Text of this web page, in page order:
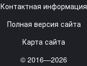
Контактная информация
Полная версия сайта
Карта сайта
© 2016—2026